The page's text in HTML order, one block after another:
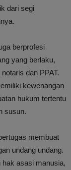
dari segi
berprofesi
yang berlaku,
dan PPAT.
kewenangan
hukum tertentu
susun.
membuat
undang undang.
hak asasi manusia,